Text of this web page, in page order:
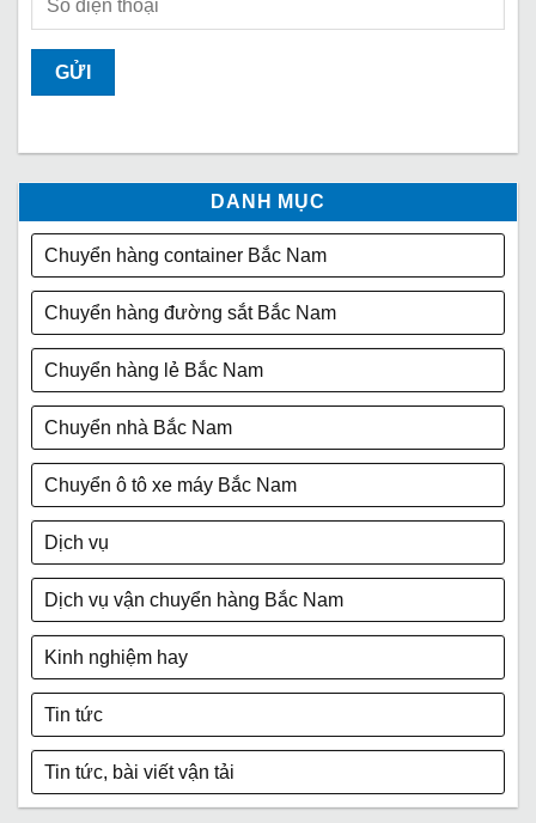
DANH MỤC
Chuyển hàng container Bắc Nam
Chuyển hàng đường sắt Bắc Nam
Chuyển hàng lẻ Bắc Nam
Chuyển nhà Bắc Nam
Chuyển ô tô xe máy Bắc Nam
Dịch vụ
Dịch vụ vận chuyển hàng Bắc Nam
Kinh nghiệm hay
Tin tức
Tin tức, bài viết vận tải